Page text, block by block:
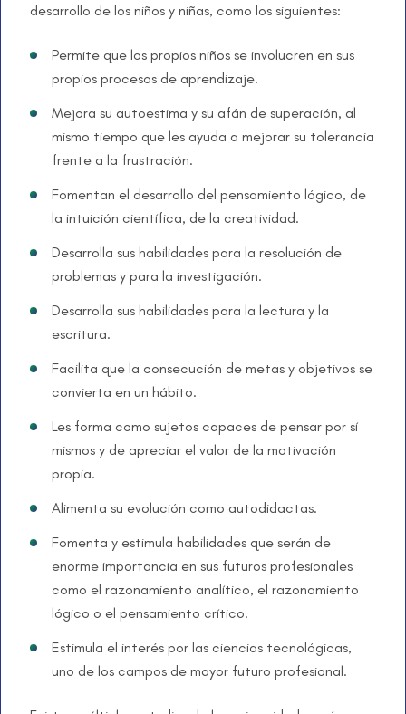
desarrollo de los niños y niñas, como los siguientes:
Permite que los propios niños se involucren en sus
propios procesos de aprendizaje.
Mejora su autoestima y su afán de superación, al
mismo tiempo que les ayuda a mejorar su tolerancia
frente a la frustración.
Fomentan el desarrollo del pensamiento lógico, de
la intuición científica, de la creatividad.
Desarrolla sus habilidades para la resolución de
problemas y para la investigación.
Desarrolla sus habilidades para la lectura y la
escritura.
Facilita que la consecución de metas y objetivos se
convierta en un hábito.
Les forma como sujetos capaces de pensar por sí
mismos y de apreciar el valor de la motivación
propia.
Alimenta su evolución como autodidactas.
Fomenta y estimula habilidades que serán de
enorme importancia en sus futuros profesionales
como el razonamiento analítico, el razonamiento
lógico o el pensamiento crítico.
Estimula el interés por las ciencias tecnológicas,
uno de los campos de mayor futuro profesional.